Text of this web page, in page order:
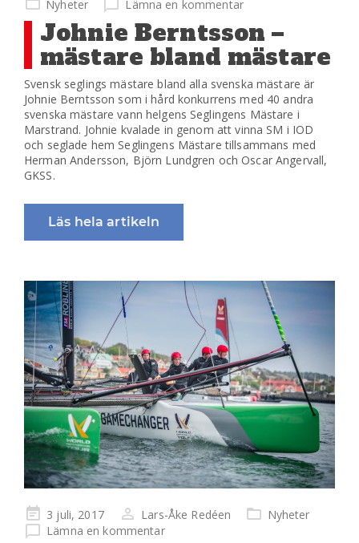
Nyheter
Lämna en kommentar
Johnie Berntsson –
mästare bland mästare
Svensk seglings mästare bland alla svenska mästare är
Johnie Berntsson som i hård konkurrens med 40 andra
svenska mästare vann helgens Seglingens Mästare i
Marstrand. Johnie kvalade in genom att vinna SM i IOD
och seglade hem Seglingens Mästare tillsammans med
Herman Andersson, Björn Lundgren och Oscar Angervall,
GKSS.
Läs hela artikeln
Publicerad
på
3 juli, 2017 Lars-Åke Redéen
Nyheter
Lämna en kommentar